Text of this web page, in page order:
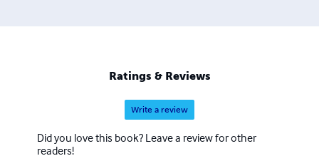
Ratings & Reviews
Write a review
Did you love this book? Leave a review for other
readers!